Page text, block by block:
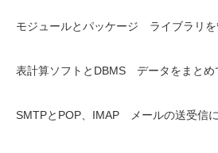
モジュールとパッケージ ライブラリを
表計算ソフトとDBMS データをまとめ
SMTPとPOP、IMAP メールの送受信